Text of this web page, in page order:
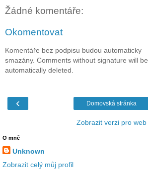
Žádné komentáře:
Okomentovat
Komentáře bez podpisu budou automaticky
smazány. Comments without signature will be
automatically deleted.
‹ Domovská stránka
Zobrazit verzi pro web
O mně
Unknown
Zobrazit celý můj profil